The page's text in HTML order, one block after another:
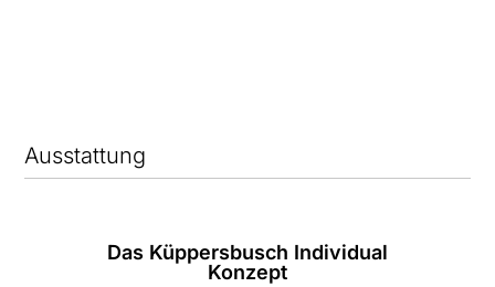
Ausstattung
Das Küppersbusch Individual
Konzept